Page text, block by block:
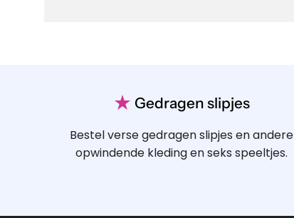
★ Gedragen slipjes
Bestel verse gedragen slipjes en andere
opwindende kleding en seks speeltjes.